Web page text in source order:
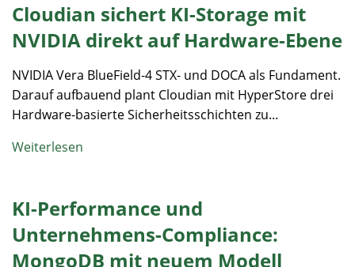
Cloudian sichert KI-Storage mit
NVIDIA direkt auf Hardware-Ebene
NVIDIA Vera BlueField-4 STX- und DOCA als Fundament.
Darauf aufbauend plant Cloudian mit HyperStore drei
Hardware-basierte Sicherheitsschichten zu...
Weiterlesen
KI-Performance und
Unternehmens-Compliance:
MongoDB mit neuem Modell